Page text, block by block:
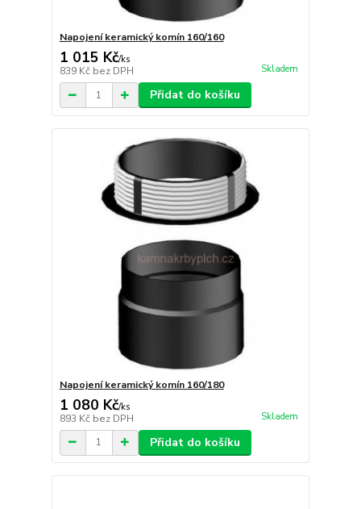
Napojení keramický komín 160/160
1 015 Kč/ks
839 Kč bez DPH Skladem
Přidat do košíku
Napojení keramický komín 160/180
1 080 Kč/ks
893 Kč bez DPH Skladem
Přidat do košíku